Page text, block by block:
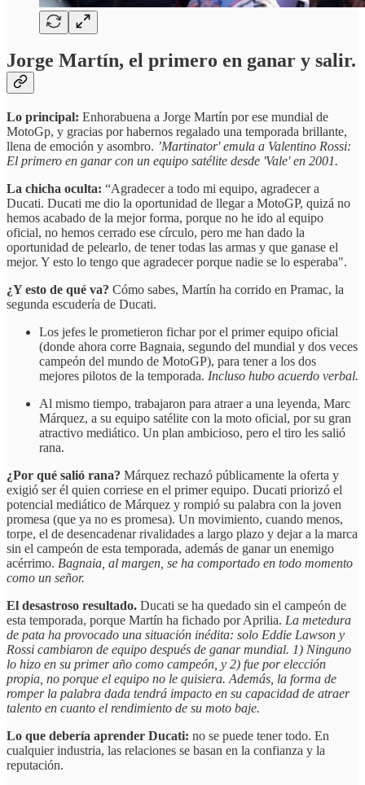
Jorge Martín, el primero en ganar y salir.
Lo principal: Enhorabuena a Jorge Martín por ese mundial de
MotoGp, y gracias por habernos regalado una temporada brillante,
llena de emoción y asombro. ’Martinator' emula a Valentino Rossi:
El primero en ganar con un equipo satélite desde 'Vale' en 2001.
La chicha oculta: “Agradecer a todo mi equipo, agradecer a
Ducati. Ducati me dio la oportunidad de llegar a MotoGP, quizá no
hemos acabado de la mejor forma, porque no he ido al equipo
oficial, no hemos cerrado ese círculo, pero me han dado la
oportunidad de pelearlo, de tener todas las armas y que ganase el
mejor. Y esto lo tengo que agradecer porque nadie se lo esperaba".
¿Y esto de qué va? Cómo sabes, Martín ha corrido en Pramac, la
segunda escudería de Ducati.
Los jefes le prometieron fichar por el primer equipo oficial
(donde ahora corre Bagnaia, segundo del mundial y dos veces
campeón del mundo de MotoGP), para tener a los dos
mejores pilotos de la temporada. Incluso hubo acuerdo verbal.
Al mismo tiempo, trabajaron para atraer a una leyenda, Marc
Márquez, a su equipo satélite con la moto oficial, por su gran
atractivo mediático. Un plan ambicioso, pero el tiro les salió
rana.
¿Por qué salió rana? Márquez rechazó públicamente la oferta y
exigió ser él quien corriese en el primer equipo. Ducati priorizó el
potencial mediático de Márquez y rompió su palabra con la joven
promesa (que ya no es promesa). Un movimiento, cuando menos,
torpe, el de desencadenar rivalidades a largo plazo y dejar a la marca
sin el campeón de esta temporada, además de ganar un enemigo
acérrimo. Bagnaia, al margen, se ha comportado en todo momento
como un señor.
El desastroso resultado. Ducati se ha quedado sin el campeón de
esta temporada, porque Martín ha fichado por Aprilia. La metedura
de pata ha provocado una situación inédita: solo Eddie Lawson y
Rossi cambiaron de equipo después de ganar mundial. 1) Ninguno
lo hizo en su primer año como campeón, y 2) fue por elección
propia, no porque el equipo no le quisiera. Además, la forma de
romper la palabra dada tendrá impacto en su capacidad de atraer
talento en cuanto el rendimiento de su moto baje.
Lo que debería aprender Ducati: no se puede tener todo. En
cualquier industria, las relaciones se basan en la confianza y la
reputación.